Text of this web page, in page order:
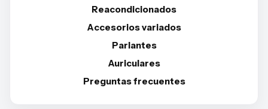
Reacondicionados
Accesorios variados
Parlantes
Auriculares
Preguntas frecuentes